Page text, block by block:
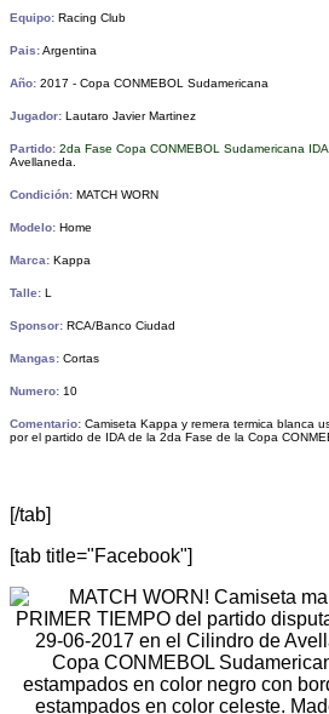
Equipo: Racing Club
Pais:Argentina
Año: 2017 - Copa CONMEBOL Sudamericana
Jugador: Lautaro Javier Martinez
Partido: 2da Fase Copa CONMEBOL Sudamericana
Avellaneda
Condición: MATCH WORN
Modelo: Home
Marca: Kappa
Talle: L
Sponsor: RCA/Banco Ciudad
Mangas: Cortas
Numero: 10
Comentario: Camiseta Kappa y remera termica blanca
por el partido de IDA de la 2da Fase de la Copa
[/tab]
[tab title="Facebook"]